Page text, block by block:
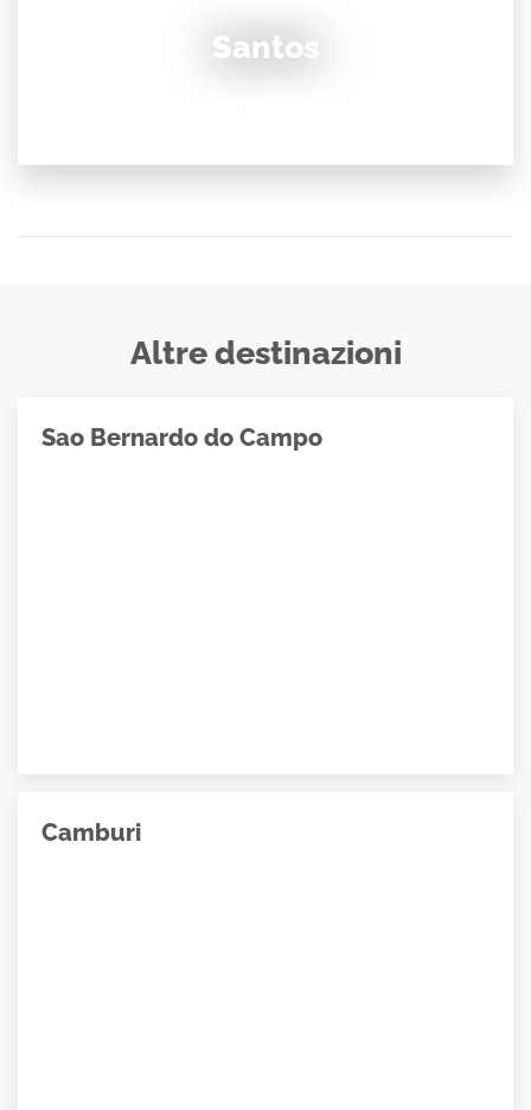
Santos
Altre destinazioni
Sao Bernardo do Campo
Camburi